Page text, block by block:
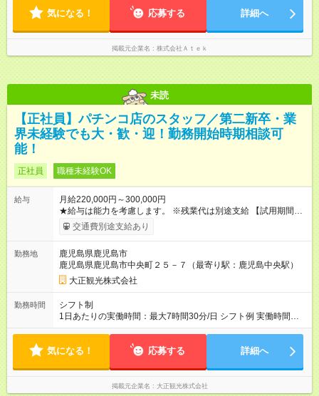
働き方はありません！
気になる！ 応募する 詳細へ
掲載元企業名 株式会社Ａｔｅｋ
未読
【正社員】パチンコ店のスタッフ／第二新卒・業
界未経験でも大・歓・迎！勤務開始時期相談可
能！
正社員 職種未経験OK
給与
月給220,000円～300,000円
★給与は能力を考慮します。 ※残業代は別途支給 【試用期間】
試用期間あり 試用期間の長さ：3ヶ月 雇用形態、給与は本採用
時と同じです。
交通費別途支給あり
勤務地
鹿児島県鹿児島市
鹿児島県鹿児島市中央町２５－７（最寄り駅：鹿児島中央駅）
大正観光株式会社
勤務時間
シフト制
1日あたりの実働時間：最大7時間30分/日 シフト例 実働時間：1
日あたり7時間30分 平均勤務日数：1ヶ月あたり21日 ～ 23日
気になる！ 応募する 詳細へ
掲載元企業名 大正観光株式会社